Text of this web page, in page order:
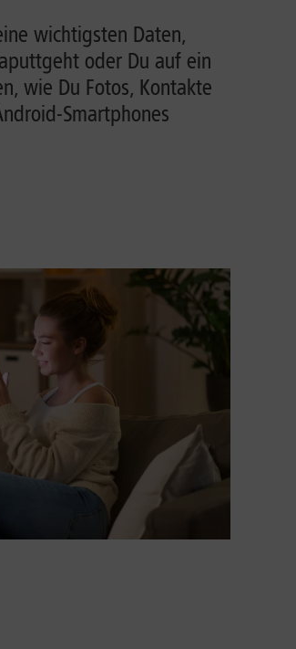
wichtigsten Daten,
oder Du auf ein
wie Du Fotos, Kontakte
Smartphones